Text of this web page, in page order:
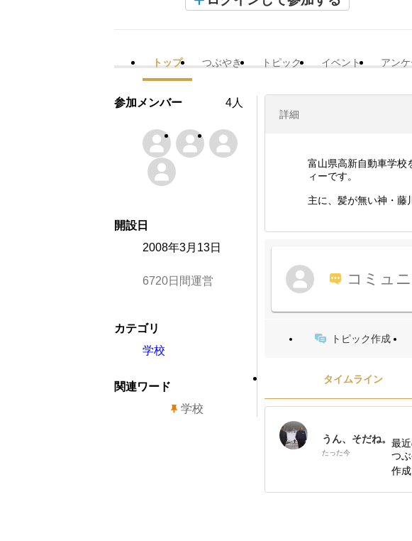
トップ つぶやき トピック イベント アンケ
詳細
富山県高新自動車学校
ィーです。
主に、髪が無い神・藤
コミュ
トピック作成
タイムライン
うん、そだね。
たった今
最
つ
作
参加メンバー 4人
開設日
2008年3月13日
6720日間運営
カテゴリ
学校
関連ワード
学校